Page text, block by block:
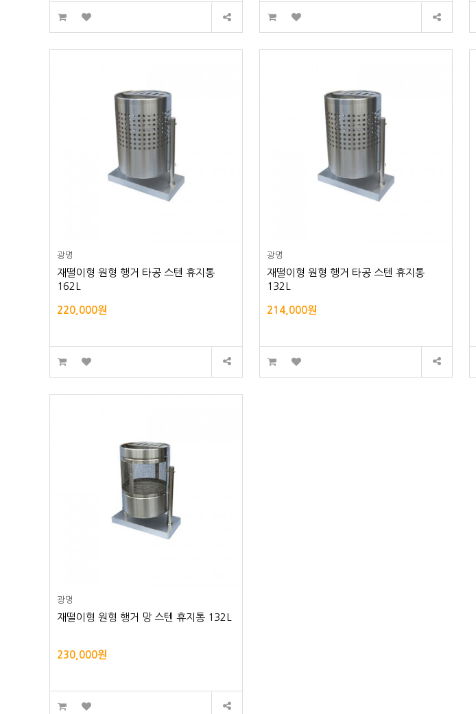
광명
재떨이형 원형 행거 타공 스텐 휴지통
162L
220,000원
광명
재떨이형 원형 행거 타공 스텐 휴지통
132L
214,000원
광명
재떨이형 원형 행거 망 스텐 휴지통 132L
230,000원